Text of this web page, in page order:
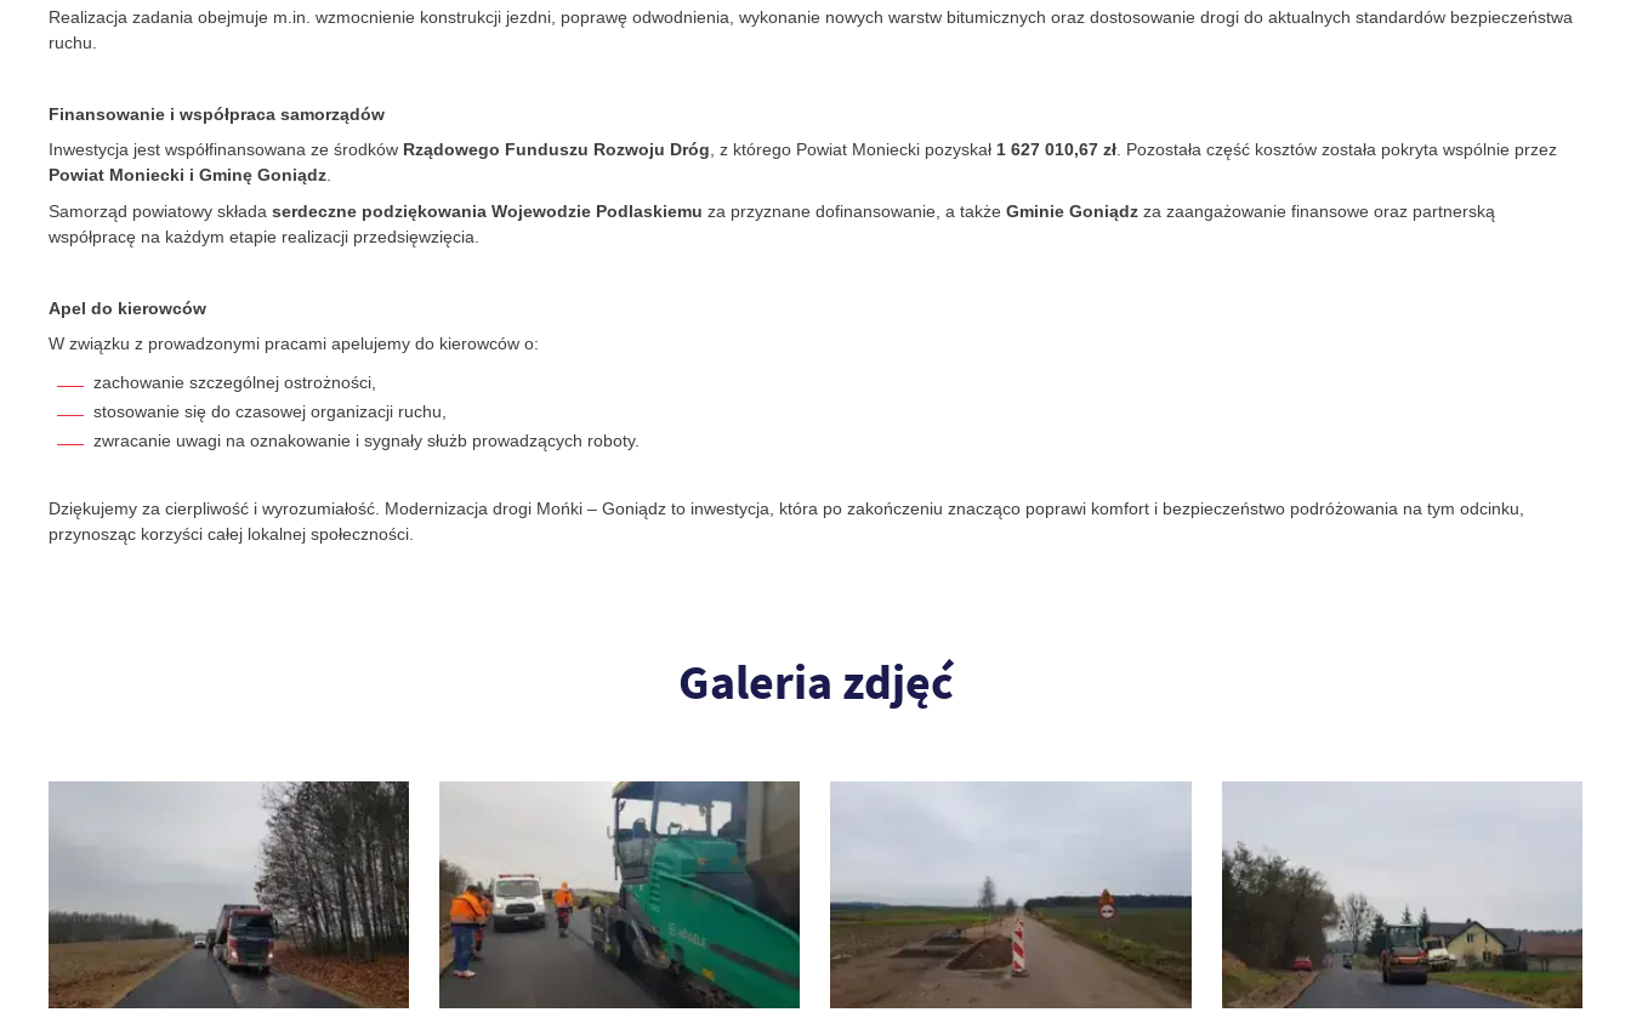
Realizacja zadania obejmuje m.in. wzmocnienie konstrukcji jezdni, poprawę odwodnienia, wykonanie nowych warstw bitumicznych oraz dostosowanie drogi do aktualnych standardów bezpieczeństwa
ruchu.
Finansowanie i współpraca samorządów
Inwestycja jest współfinansowana ze środków Rządowego Funduszu Rozwoju Dróg, z którego Powiat Moniecki pozyskał 1 627 010,67 zł. Pozostała część kosztów została pokryta wspólnie przez
Powiat Moniecki i Gminę Goniądz.
Samorząd powiatowy składa serdeczne podziękowania Wojewodzie Podlaskiemu za przyznane dofinansowanie, a także Gminie Goniądzza zaangażowanie finansowe oraz partnerską
współpracę na każdym etapie realizacji przedsięwzięcia.
Apel do kierowców
W związku z prowadzonymi pracami apelujemy do kierowców o:
zachowanie szczególnej ostrożności,
stosowanie się do czasowej organizacji ruchu,
zwracanie uwagi na oznakowanie i sygnały służb prowadzących roboty.
Dziękujemy za cierpliwość i wyrozumiałość. Modernizacja drogi Mońki – Goniądz to inwestycja, która po zakończeniu znacząco poprawi komfort i bezpieczeństwo podróżowania na tym odcinku,
przynosząc korzyści całej lokalnej społeczności.
Galeria zdjęć